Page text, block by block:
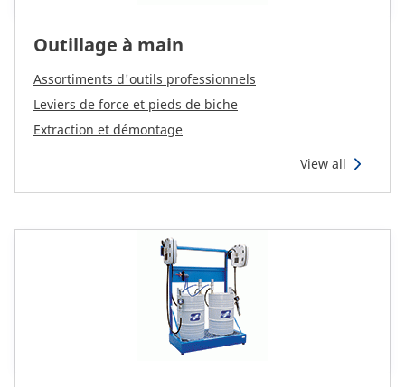
Outillage à main
Assortiments d'outils professionnels
Leviers de force et pieds de biche
Extraction et démontage
View all